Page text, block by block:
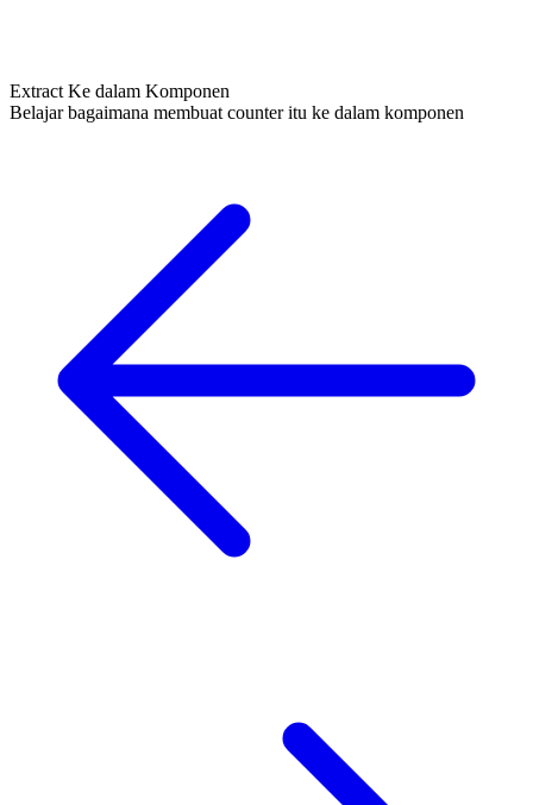
Extract Ke dalam Komponen
Belajar bagaimana membuat counter itu ke dalam komponen